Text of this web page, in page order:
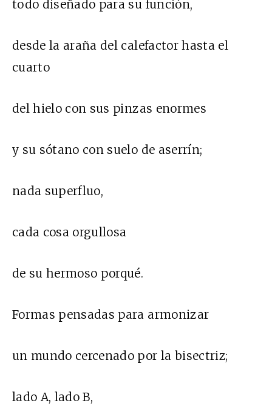
todo diseñado para su función,
desde la araña del calefactor hasta el
cuarto
del hielo con sus pinzas enormes
y su sótano con suelo de aserrín;
nada superfluo,
cada cosa orgullosa
de su hermoso porqué.
Formas pensadas para armonizar
un mundo cercenado por la bisectriz;
lado A, lado B,